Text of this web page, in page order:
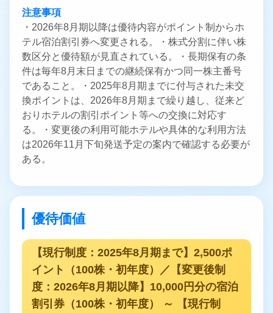
注意事項
・2026年8月期以降は優待内容がポイント制からホ
テル宿泊割引券へ変更される。・株式分割に伴い株
数区分と優待額が見直されている。・長期保有の条
件は毎年8月末日までの継続保有かつ同一株主番号
であること。・2025年8月期までに付与された未交
換ポイントは、2026年8月期まで繰り越し、従来ど
おりホテルの割引ポイント等への交換に対応す
る。・変更後の利用可能ホテルや具体的な利用方法
は2026年11月下旬発送予定の案内で確認する必要が
ある。
優待価値
【現行制度：2025年8月期まで】2,500ポ
イント（100株・初年度）／【変更後制
度：2026年8月期以降】10,000円分の宿泊
割引券（100株・初年度） ～ 【現行制